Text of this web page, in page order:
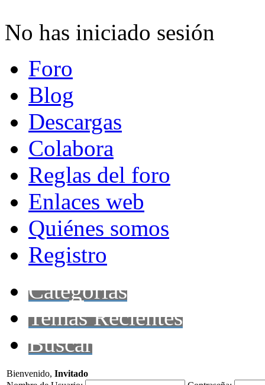
No has iniciado sesión
Foro
Blog
Descargas
Colabora
Reglas del foro
Enlaces web
Quiénes somos
Registro
Categorías
Temas Recientes
Buscar
Bienvenido, Invitado